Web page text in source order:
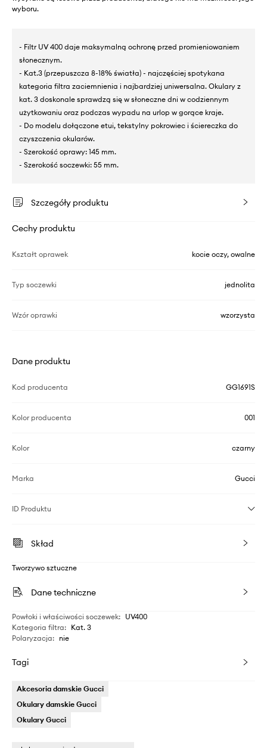
wyboru.
- Filtr UV 400 daje maksymalną ochronę przed promieniowaniem
słonecznym.
- Kat.3 (przepuszcza 8-18% światła) - najczęściej spotykana
kategoria filtra zaciemnienia i najbardziej uniwersalna. Okulary z
kat. 3 doskonale sprawdzą się w słoneczne dni w codziennym
użytkowaniu oraz podczas wypadu na urlop w gorące kraje.
- Do modelu dołączone etui, tekstylny pokrowiec i ściereczka do
czyszczenia okularów.
- Szerokość oprawy: 145 mm.
- Szerokość soczewki: 55 mm.
Szczegóły produktu
Cechy produktu
Kształt oprawek kocie oczy, owalne
Typ soczewki jednolita
Wzór oprawki wzorzysta
Dane produktu
Kod producenta GG1691S
Kolor producenta 001
Kolor czarny
Marka Gucci
ID Produktu
Skład
Tworzywo sztuczne
Dane techniczne
Powłoki i właściwości soczewek: UV400
Kategoria filtra: Kat. 3
Polaryzacja: nie
Tagi
Akcesoria damskie Gucci
Okulary damskie Gucci
Okulary Gucci